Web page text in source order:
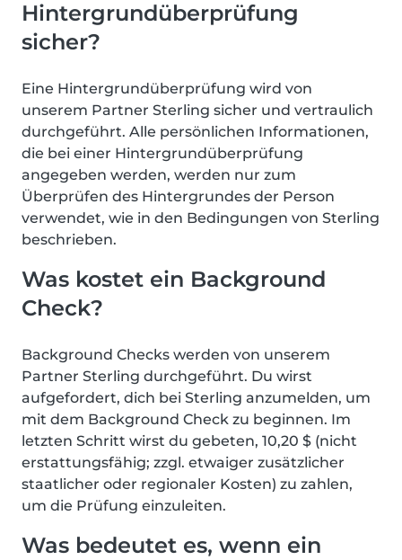
Hintergrundüberprüfung
sicher?
Eine Hintergrundüberprüfung wird von
unserem Partner Sterling sicher und vertraulich
durchgeführt. Alle persönlichen Informationen,
die bei einer Hintergrundüberprüfung
angegeben werden, werden nur zum
Überprüfen des Hintergrundes der Person
verwendet, wie in den Bedingungen von Sterling
beschrieben.
Was kostet ein Background
Check?
Background Checks werden von unserem
Partner Sterling durchgeführt. Du wirst
aufgefordert, dich bei Sterling anzumelden, um
mit dem Background Check zu beginnen. Im
letzten Schritt wirst du gebeten, 10,20 $ (nicht
erstattungsfähig; zzgl. etwaiger zusätzlicher
staatlicher oder regionaler Kosten) zu zahlen,
um die Prüfung einzuleiten.
Was bedeutet es, wenn ein